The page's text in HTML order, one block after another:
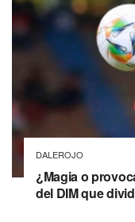
DALEROJO
¿Magia o
del DIM que